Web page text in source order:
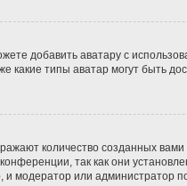
добавить аватару с
какие типы аватар могут быть
количество созданных
так как они
модератор или администратор